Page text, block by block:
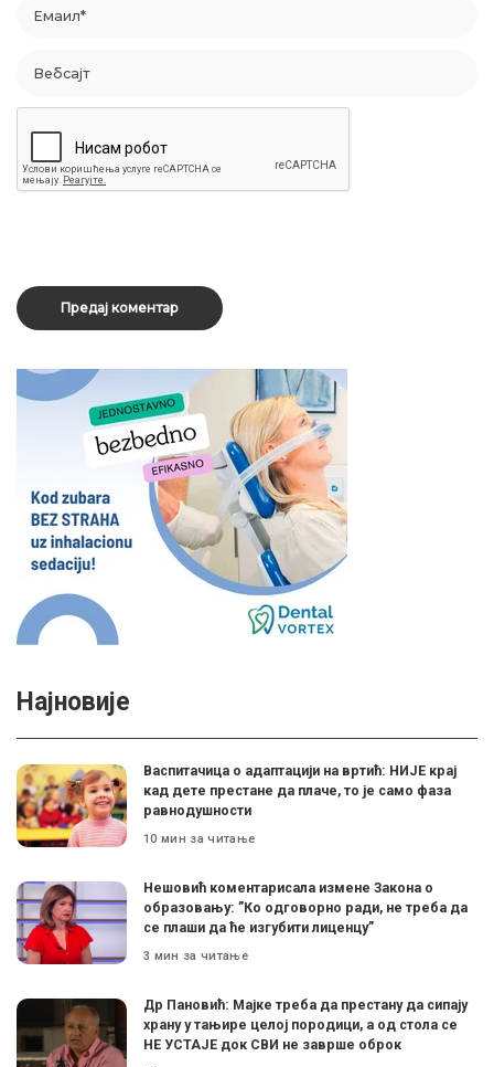
Најновије
Васпитачица о адаптацији на вртић: НИЈЕ крај
кад дете престане да плаче, то је само фаза
равнодушности
10 мин за читање
Нешовић коментарисала измене Закона о
образовању: ”Ко одговорно ради, не треба да
се плаши да ће изгубити лиценцу”
3 мин за читање
Др Пановић: Мајке треба да престану да сипају
храну у тањире целој породици, а од стола се
НЕ УСТАЈЕ док СВИ не заврше оброк